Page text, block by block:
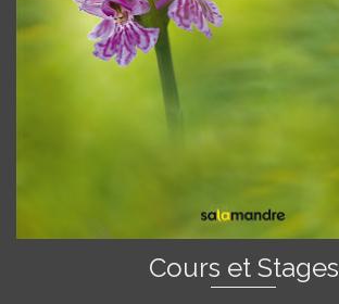
Cours et Stages